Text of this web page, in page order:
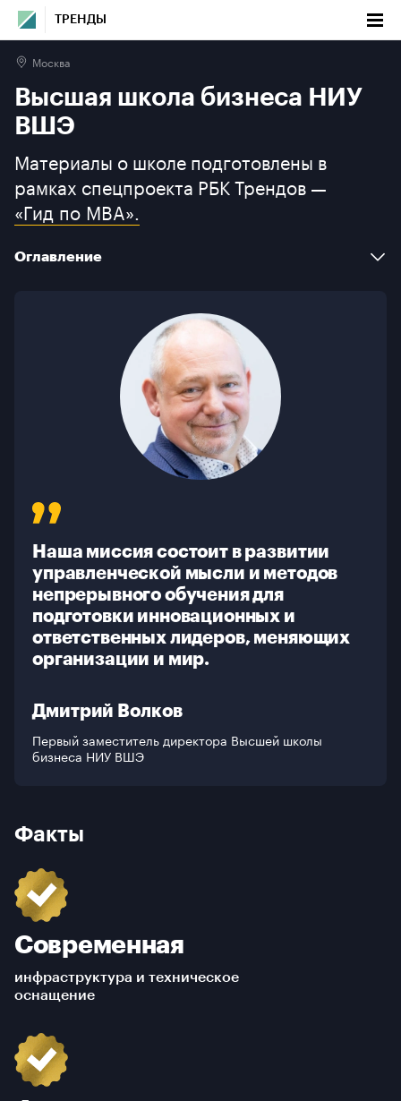
ТРЕНДЫ
Оглавление
Факты
Новости и мероприятия
Высшая школа бизнеса НИУ
ВШЭ
Материалы о школе подготовлены в
рамках спецпроекта РБК Трендов —
«Гид по MBA».
Москва
Оглавление
Новости и мероприятия
Программы бизнес-образования
Наша миссия состоит в развитии
управленческой мысли и методов
непрерывного обучения для
подготовки инновационных и
ответственных лидеров, меняющих
организации и мир.
Дмитрий Волков
Первый заместитель директора Высшей школы
бизнеса НИУ ВШЭ
Факты
Современная
инфраструктура и техническое
оснащение